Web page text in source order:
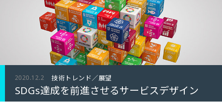
2020.12.2 技術トレンド／展望
SDGs達成を前進させるサービスデザイン